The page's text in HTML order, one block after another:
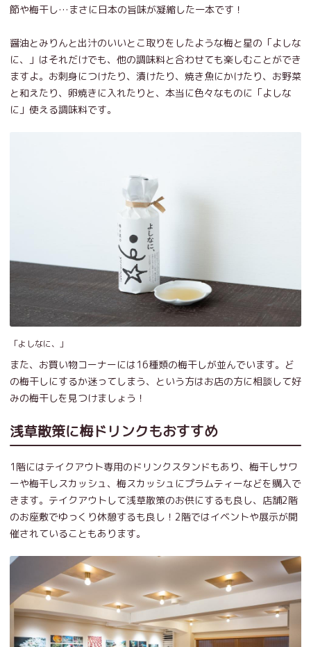
節や梅干し…まさに日本の旨味が凝縮した一本です！
醤油とみりんと出汁のいいとこ取りをしたような梅と星の「よしな
に、」はそれだけでも、他の調味料と合わせても楽しむことができ
ますよ。お刺身につけたり、漬けたり、焼き魚にかけたり、お野菜
と和えたり、卵焼きに入れたりと、本当に色々なものに「よしな
に」使える調味料です。
「よしなに、」
また、お買い物コーナーには16種類の梅干しが並んでいます。ど
の梅干しにするか迷ってしまう、という方はお店の方に相談して好
みの梅干しを見つけましょう！
浅草散策に梅ドリンクもおすすめ
1階にはテイクアウト専用のドリンクスタンドもあり、梅干しサワ
ーや梅干しスカッシュ、梅スカッシュにプラムティーなどを購入で
きます。テイクアウトして浅草散策のお供にするも良し、店舗2階
のお座敷でゆっくり休憩するも良し！2階ではイベントや展示が開
催されていることもあります。